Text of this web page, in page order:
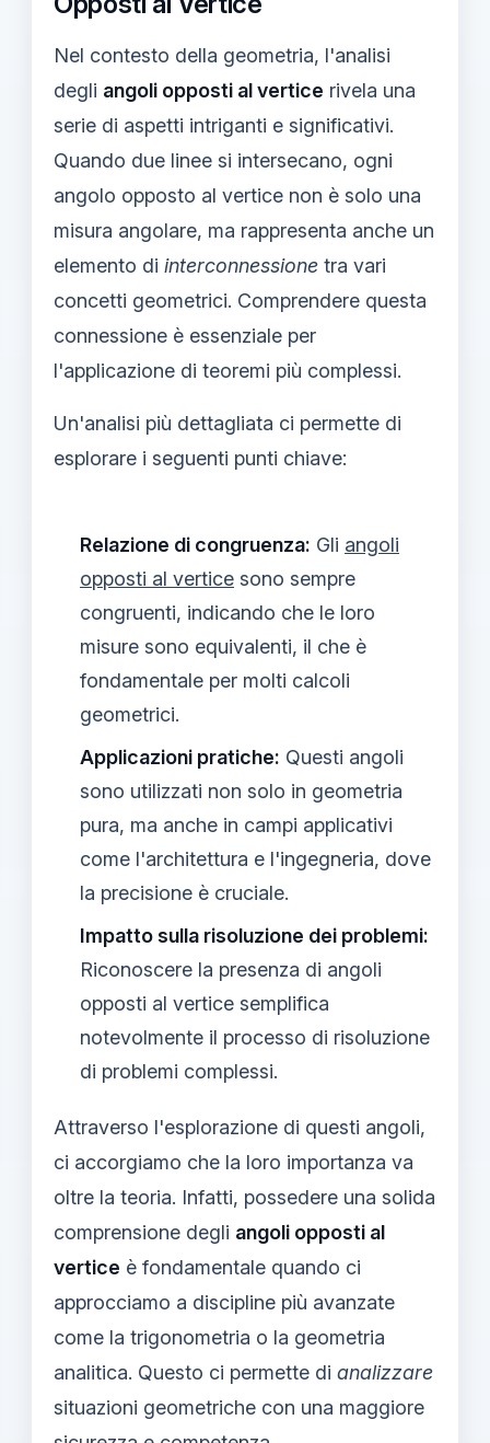
Nel contesto della geometria, l'analisi
degli angoli opposti al vertice rivela una
serie di aspetti intriganti e significativi.
Quando due linee si intersecano, ogni
angolo opposto al vertice non è solo una
misura angolare, ma rappresenta anche un
elemento di interconnessione tra vari
concetti geometrici. Comprendere questa
connessione è essenziale per
l'applicazione di teoremi più complessi.
Un'analisi più dettagliata ci permette di
esplorare i seguenti punti chiave:
Relazione di congruenza: Gli angoli
opposti al vertice sono sempre
congruenti, indicando che le loro
misure sono equivalenti, il che è
fondamentale per molti calcoli
geometrici.
Applicazioni pratiche: Questi angoli
sono utilizzati non solo in geometria
pura, ma anche in campi applicativi
come l'architettura e l'ingegneria, dove
la precisione è cruciale.
Impatto sulla risoluzione dei problemi:
Riconoscere la presenza di angoli
opposti al vertice semplifica
notevolmente il processo di risoluzione
di problemi complessi.
Attraverso l'esplorazione di questi angoli,
ci accorgiamo che la loro importanza va
oltre la teoria. Infatti, possedere una solida
comprensione degli angoli opposti al
vertice è fondamentale quando ci
approcciamo a discipline più avanzate
come la trigonometria o la geometria
analitica. Questo ci permette di analizzare
situazioni geometriche con una maggiore